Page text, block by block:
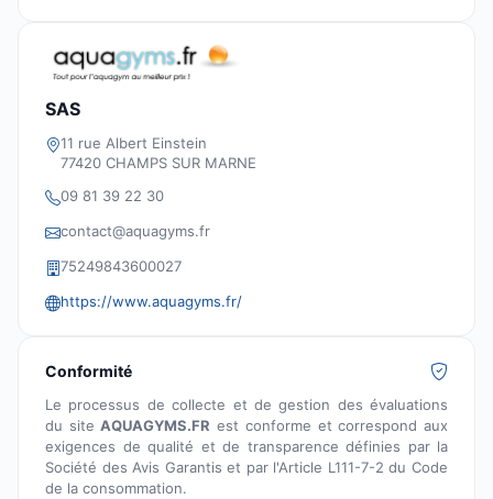
SAS
11 rue Albert Einstein
77420 CHAMPS SUR MARNE
09 81 39 22 30
contact@aquagyms.fr
75249843600027
https://www.aquagyms.fr/
Conformité
Le processus de collecte et de gestion des évaluations
du siteAQUAGYMS.FR est conforme et correspond aux
exigences de qualité et de transparence définies par la
Société des Avis Garantis et par l'Article L111-7-2 du Code
de la consommation.